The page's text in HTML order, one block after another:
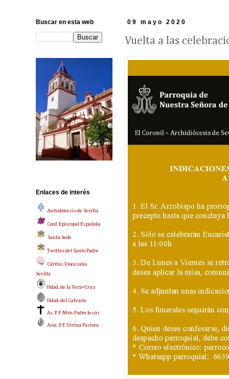
09 mayo 2020
Vuelta a las
Buscar en esta web
Enlaces de interés
Archidiócesis de Sevilla
Conf. Episcopal Española
Santa Sede
Twitter del Santo Padre
Cáritas Diocesana
Sevilla
Hdad. de la Vera+Cruz
Hdad. del Calvario
As. P. F. Ntro. Padre Jesús
Asoc. P. F. Divina Pastora